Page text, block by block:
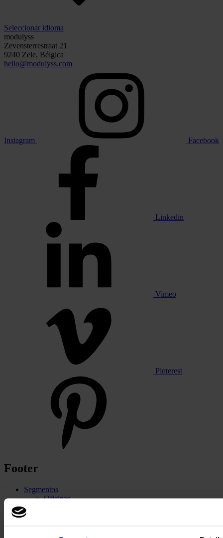
Seleccionar idioma
modulyss
Zevensterrestraat 21
9240 Zele, Bélgica
hello@modulyss.com
Instagram Facebook
Linkedin
Vimeo
Pinterest
Footer
Segmentos
Oficinas